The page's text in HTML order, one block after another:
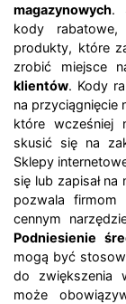
magazynowych.
kody
produkty, które
zrobić miejsce
klientów. Kody
na przyciągnięcie
które wcześniej
skusić się na
Sklepy
się lub zapisał
pozwala
cennym
Podniesienie
mogą być
do zwiększenia
może